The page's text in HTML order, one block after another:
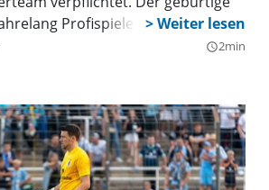
Profispieler.
query_builder2min